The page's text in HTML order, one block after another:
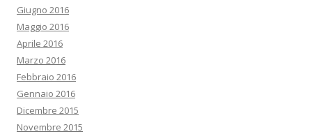
Giugno 2016
Maggio 2016
Aprile 2016
Marzo 2016
Febbraio 2016
Gennaio 2016
Dicembre 2015
Novembre 2015